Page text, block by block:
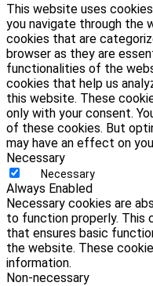
This website uses
you navigate through the
cookies that are
browser as they are
functionalities of the
cookies that help us
this website. These
only with your consent.
of these cookies. But
may have an effect on
Necessary
Necessary
Always Enabled
Necessary cookies are
to function properly. This
that ensures basic
the website. These
information.
Non-necessary